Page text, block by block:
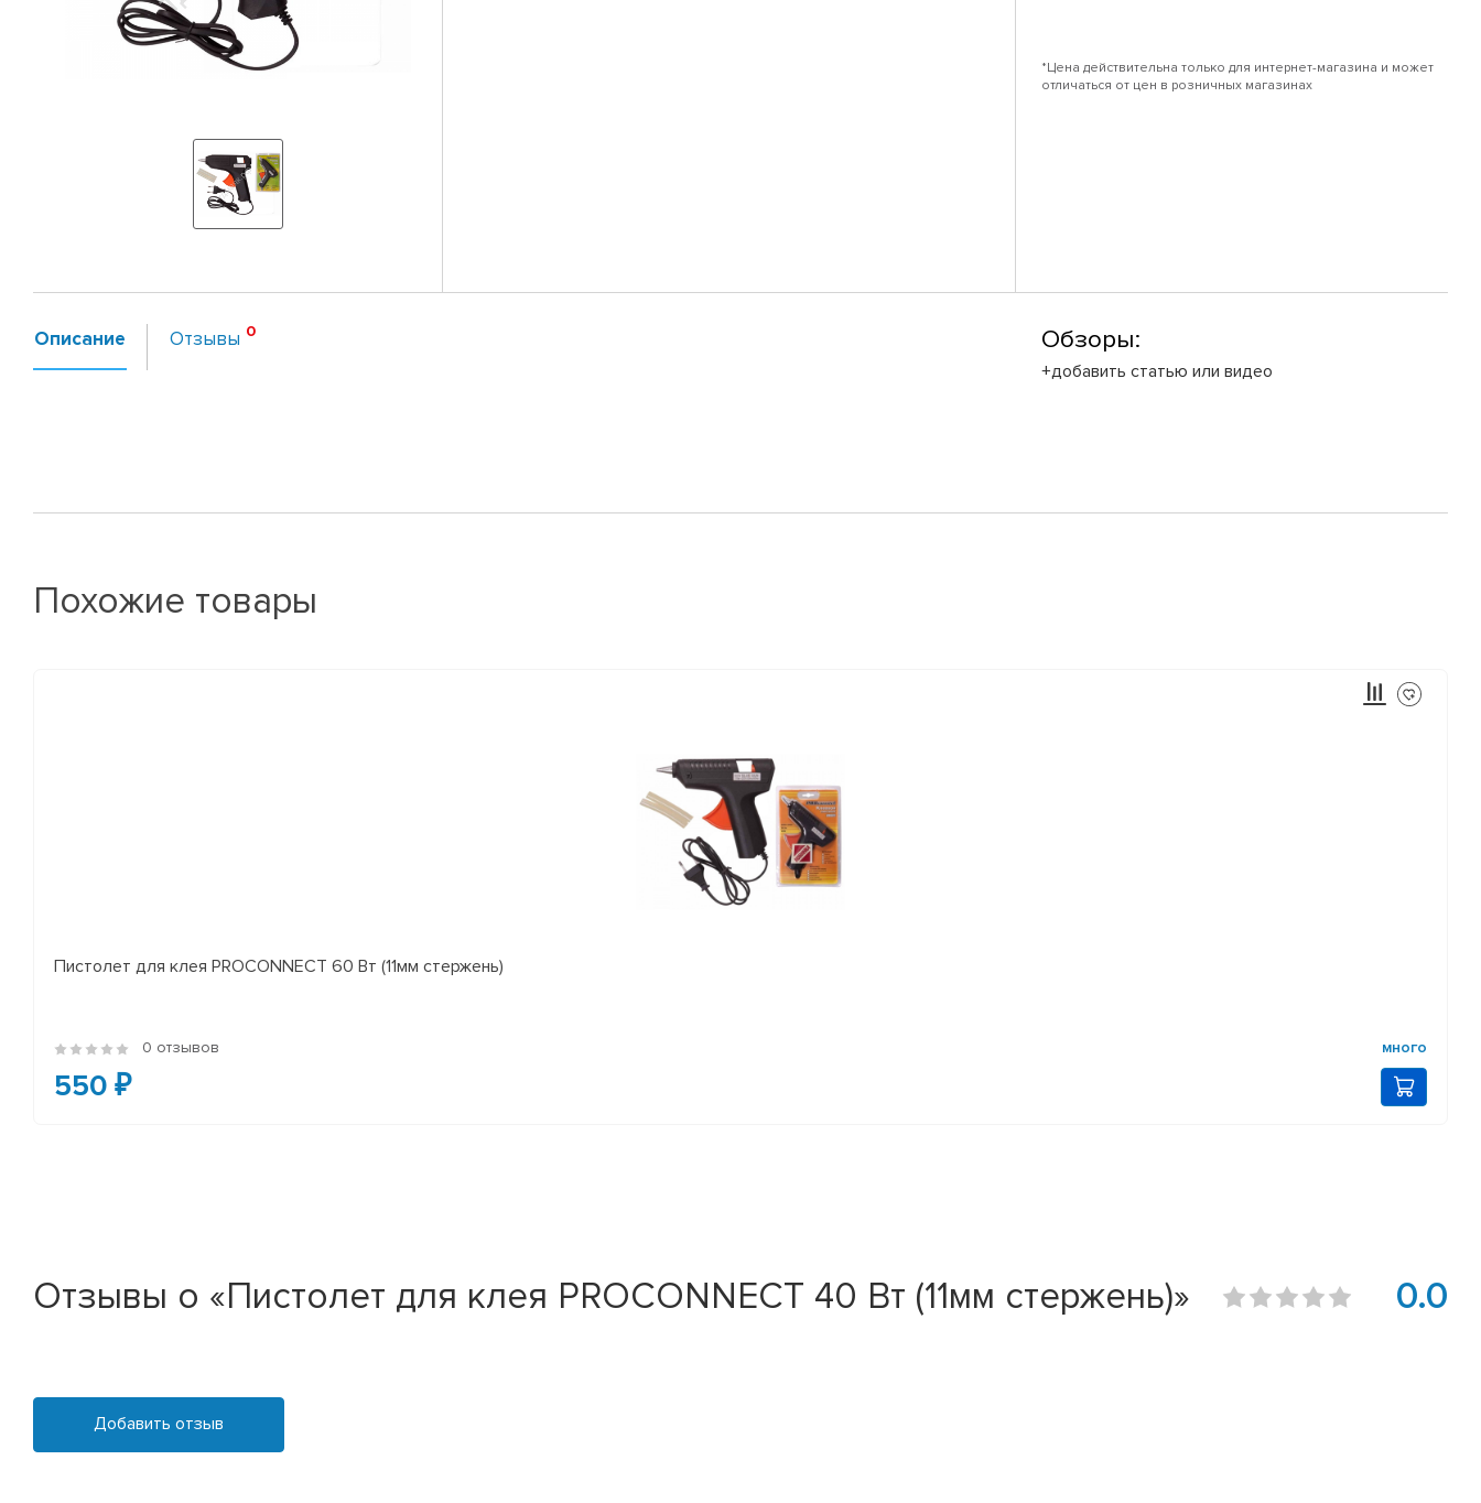
*Цена действительна только для интернет-магазина и может
отличаться от цен в розничных магазинах
Описание Отзывы Обзоры:
+добавить статью или видео
Похожие товары
Пистолет для клея PROCONNECT 60 Вт (11мм стержень)
0 отзывов много
550 ₽
Отзывы о «Пистолет для клея PROCONNECT 40 Вт (11мм стержень)» 0.0
Добавить отзыв